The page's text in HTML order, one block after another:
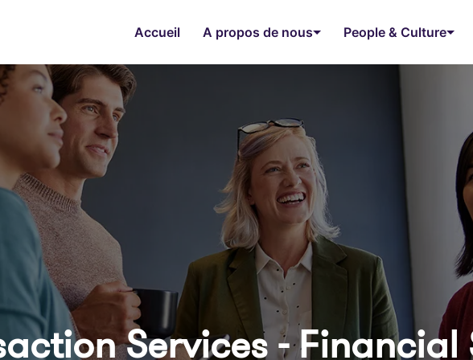
Accueil A propos de nous People & Culture
Services - Financial